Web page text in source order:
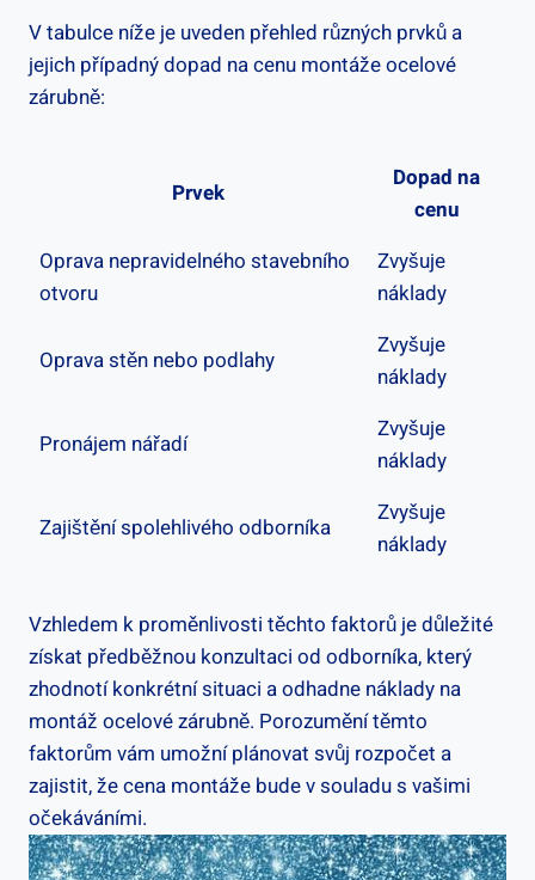
V tabulce níže je uveden přehled různých prvků a
jejich případný dopad na cenu montáže ocelové
zárubně:
Prvek
Dopad na
cenu
Oprava nepravidelného stavebního
otvoru
Zvyšuje
náklady
Oprava stěn nebo podlahy
Zvyšuje
náklady
Pronájem nářadí
Zvyšuje
náklady
Zajištění spolehlivého odborníka
Zvyšuje
náklady
Vzhledem k proměnlivosti těchto faktorů je důležité
získat předběžnou konzultaci od odborníka, který
zhodnotí konkrétní situaci a odhadne náklady na
montáž ocelové zárubně. Porozumění těmto
faktorům vám umožní plánovat svůj rozpočet a
zajistit, že cena montáže bude v souladu s vašimi
očekáváními.